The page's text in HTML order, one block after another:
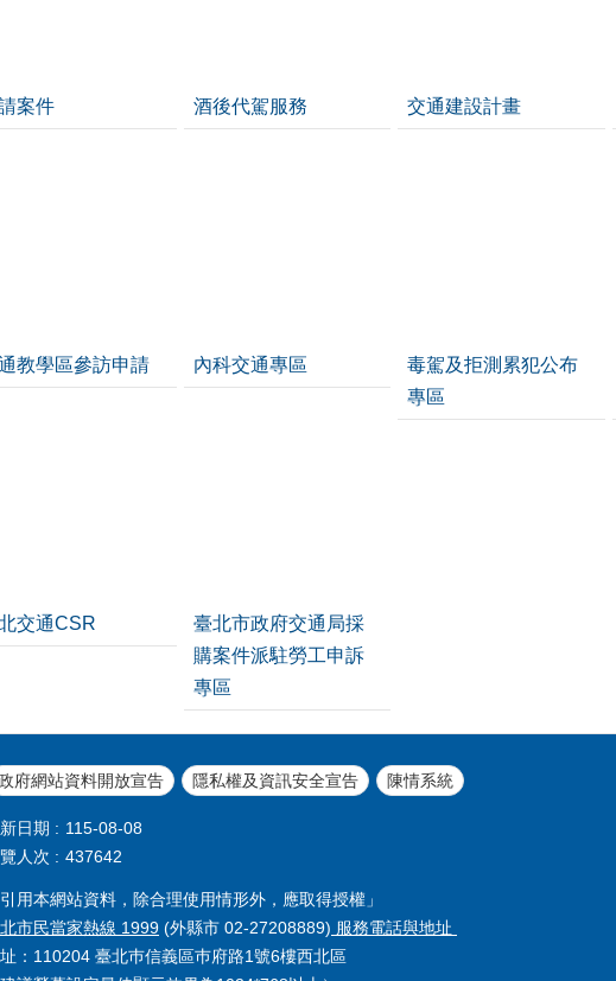
案件 酒後代駕服務 交通建設計畫
教學區參訪申請 內科交通專區
毒駕及拒測累犯公布
專區
交通CSR
臺北市政府交通局採
購案件派駐勞工申訴
專區
府網站資料開放宣告 隱私權及資訊安全宣告 陳情系統
日期
115-08-08
人次
437642
引用本網站資料，除合理使用情形外，應取得授權」
市民當家熱線 1999 (外縣市 02-27208889) 服務電話與地址
：110204 臺北巿信義區巿府路1號6樓西北區